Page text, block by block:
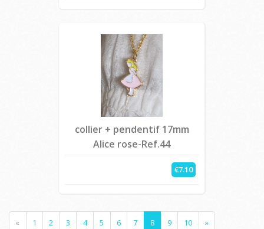
collier + pendentif 17mm
Alice rose-Ref.44
€7.10
« 1 2 3 4 5 6 7 8 9 10 »